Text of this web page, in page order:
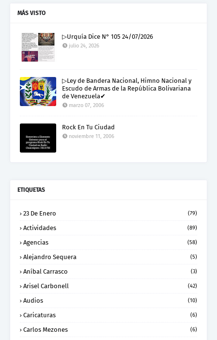
MÁS VISTO
▷Urquía Dice N° 105 24/07/2026
julio 24, 2026
▷Ley de Bandera Nacional, Himno Nacional y
Escudo de Armas de la República Bolivariana
de Venezuela✔
marzo 07, 2006
Rock En Tu Ciudad
noviembre 11, 2006
ETIQUETAS
23 De Enero (79)
Actividades (89)
Agencias (58)
Alejandro Sequera (5)
Aníbal Carrasco (3)
Arisel Carbonell (42)
Audios (10)
Caricaturas (6)
Carlos Mezones (6)